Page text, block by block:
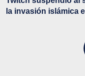
la invasión islámica